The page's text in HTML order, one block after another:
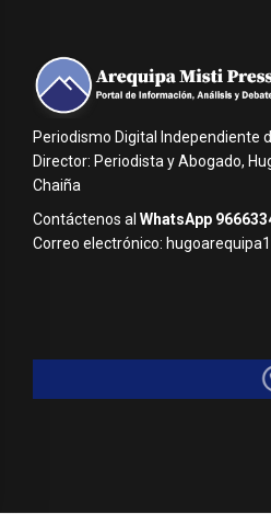
Periodismo Digital Independiente
Director: Periodista y Abogado,
Chaiña
Contáctenos al WhatsApp
Correo electrónico: